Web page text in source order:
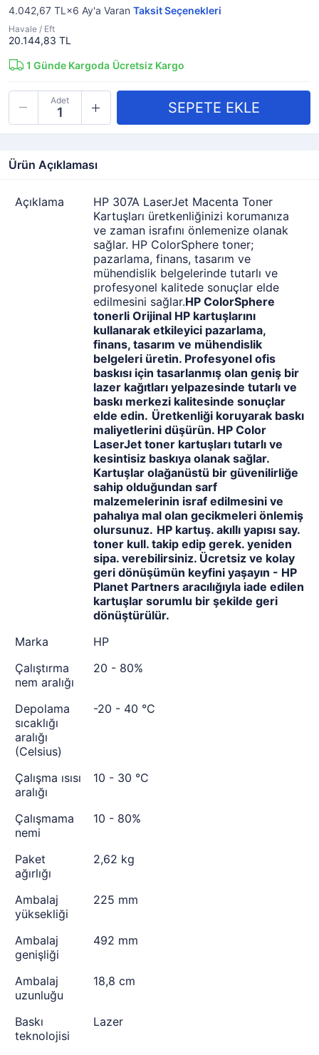
4.042,67 TL×6 Ay'a Varan Taksit Seçenekleri
Havale / Eft
20.144,83 TL
1 Günde Kargoda Ücretsiz Kargo
Adet
Ürün Açıklaması
Açıklama
HP 307A LaserJet Macenta Toner
Kartuşları üretkenliğinizi korumanıza
ve zaman israfını önlemenize olanak
sağlar. HP ColorSphere toner;
pazarlama, finans, tasarım ve
mühendislik belgelerinde tutarlı ve
profesyonel kalitede sonuçlar elde
edilmesini sağlar.HP ColorSphere
tonerli Orijinal HP kartuşlarını
kullanarak etkileyici pazarlama,
finans, tasarım ve mühendislik
belgeleri üretin. Profesyonel ofis
baskısı için tasarlanmış olan geniş bir
lazer kağıtları yelpazesinde tutarlı ve
baskı merkezi kalitesinde sonuçlar
elde edin. Üretkenliği koruyarak baskı
maliyetlerini düşürün. HP Color
LaserJet toner kartuşları tutarlı ve
kesintisiz baskıya olanak sağlar.
Kartuşlar olağanüstü bir güvenilirliğe
sahip olduğundan sarf
malzemelerinin israf edilmesini ve
pahalıya mal olan gecikmeleri önlemiş
olursunuz. HP kartuş. akıllı yapısı say.
toner kull. takip edip gerek. yeniden
sipa. verebilirsiniz. Ücretsiz ve kolay
geri dönüşümün keyfini yaşayın - HP
Planet Partners aracılığıyla iade edilen
kartuşlar sorumlu bir şekilde geri
dönüştürülür.
Marka
HP
Çalıştırma
nem aralığı
20 - 80%
Depolama
sıcaklığı
aralığı
(Celsius)
-20 - 40 °C
Çalışma ısısı
aralığı
10 - 30 °C
Çalışmama
nemi
10 - 80%
Paket
ağırlığı
2,62 kg
Ambalaj
yüksekliği
225 mm
Ambalaj
genişliği
492 mm
Ambalaj
uzunluğu
18,8 cm
Baskı
teknolojisi
Lazer